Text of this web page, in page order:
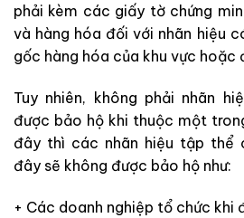
phải kèm các giấy tờ chứng
và hàng hóa đối với nhãn hiệu
gốc hàng hóa của khu vực hoặc
Tuy nhiên, không phải nhãn
được bảo hộ khi thuộc một
đây thì các nhãn hiệu tập thể
đây sẽ không được bảo hộ như:
+ Các doanh nghiệp tổ chức khi